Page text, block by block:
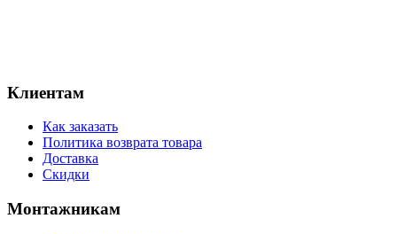
Клиентам
Как заказать
Политика возврата товара
Доставка
Скидки
Монтажникам